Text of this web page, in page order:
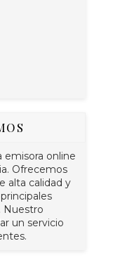
emisora online
Ofrecemos
alta calidad y
Nuestro
un servicio